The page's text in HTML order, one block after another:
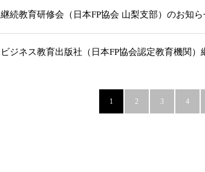
継続教育研修会（日本FP協会 山梨支部）のお知ら
ビジネス教育出版社（日本FP協会認定教育機関
1 2 3 4